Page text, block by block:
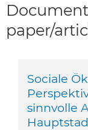
paper/
Sociale
sinnvolle